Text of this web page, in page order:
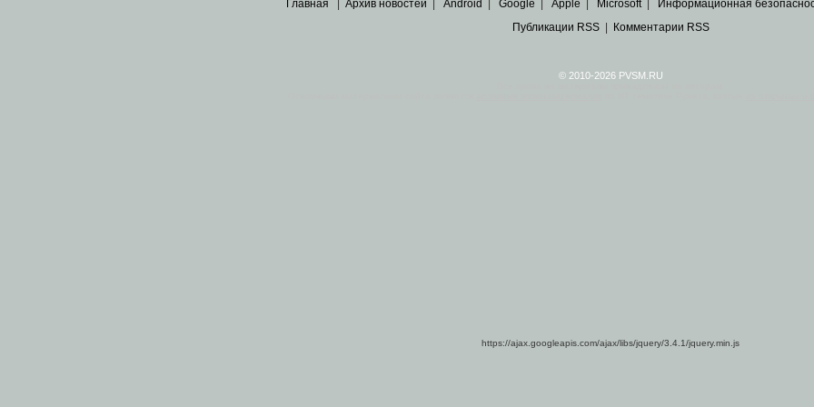
Главная Архив новостей Android Google Apple Microsoft| Информационная
Публикации RSS| Комментарии RSS
© 2010-2026 PVSM.RU
https://ajax.googleapis.com/ajax/libs/jquery/3.4.1/jquery.min.js